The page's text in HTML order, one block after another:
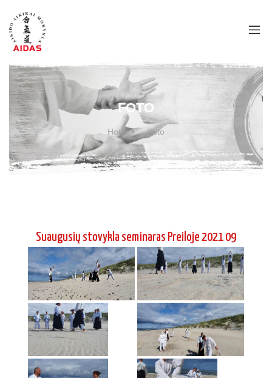
FOTO
Home Foto
Suaugusių stovykla seminaras Preiloje 2021 09